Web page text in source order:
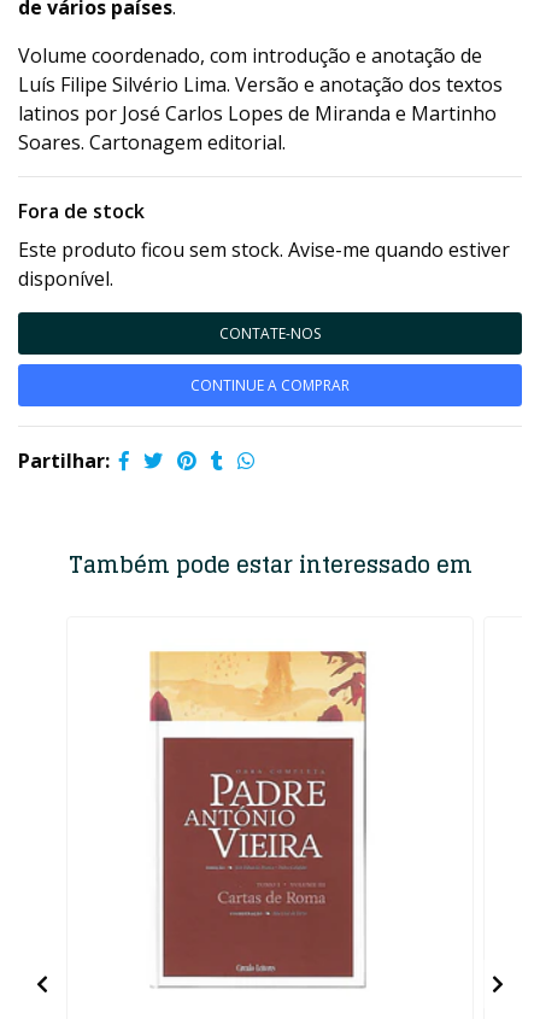
de vários países.
Volume coordenado, com introdução e anotação de
Luís Filipe Silvério Lima. Versão e anotação dos textos
latinos por José Carlos Lopes de Miranda e Martinho
Soares. Cartonagem editorial.
Fora de stock
Este produto ficou sem stock. Avise-me quando estiver
disponível.
CONTATE-NOS
CONTINUE A COMPRAR
Partilhar:
Também pode estar interessado em